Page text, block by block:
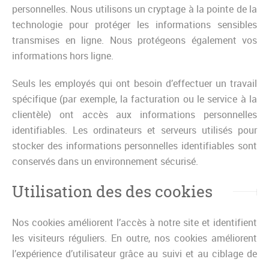
personnelles. Nous utilisons un cryptage à la pointe de la
technologie pour protéger les informations sensibles
transmises en ligne. Nous protégeons également vos
informations hors ligne.
Seuls les employés qui ont besoin d’effectuer un travail
spécifique (par exemple, la facturation ou le service à la
clientèle) ont accès aux informations personnelles
identifiables. Les ordinateurs et serveurs utilisés pour
stocker des informations personnelles identifiables sont
conservés dans un environnement sécurisé.
Utilisation des des cookies
Nos cookies améliorent l’accès à notre site et identifient
les visiteurs réguliers. En outre, nos cookies améliorent
l’expérience d’utilisateur grâce au suivi et au ciblage de